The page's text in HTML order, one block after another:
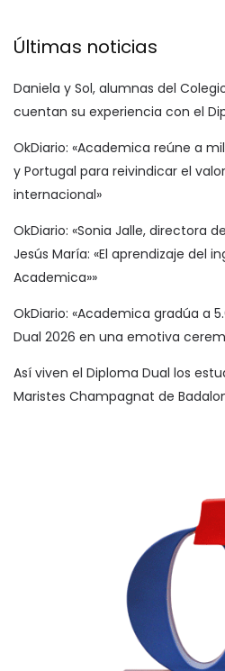
Últimas noticias
Daniela y Sol, alumnas del
cuentan su experiencia con el
OkDiario: «Academica reúne a
y Portugal para reivindicar el
internacional»
OkDiario: «Sonia Jalle, directora
Jesús María: «El aprendizaje del
Academica»»
OkDiario: «Academica gradúa a
Dual 2026 en una emotiva
Así viven el Diploma Dual los
Maristes Champagnat de